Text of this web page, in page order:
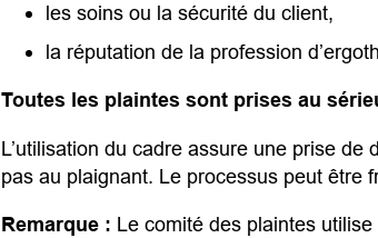
les soins ou la sécurité du client,
la réputation de la profession
Toutes les plaintes sont prises au
L’utilisation du cadre assure une prise
pas au plaignant. Le processus peut être
Remarque : Le comité des plaintes